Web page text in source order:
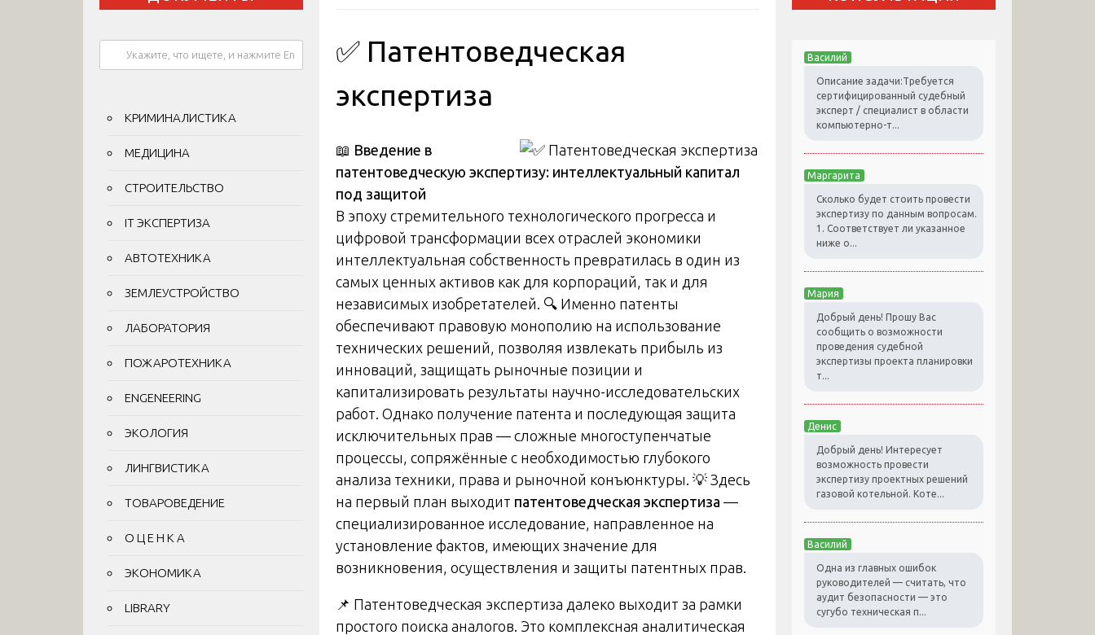
✅ Патентоведческая
экспертиза
📖 Введение в
патентоведческую экспертизу: интеллектуальный капитал
под защитой
В эпоху стремительного технологического прогресса и
цифровой трансформации всех отраслей экономики
интеллектуальная собственность превратилась в один из
самых ценных активов как для корпораций, так и для
независимых изобретателей. 🔍 Именно патенты
обеспечивают правовую монополию на использование
технических решений, позволяя извлекать прибыль из
инноваций, защищать рыночные позиции и
капитализировать результаты научно-исследовательских
работ. Однако получение патента и последующая защита
исключительных прав — сложные многоступенчатые
процессы, сопряжённые с необходимостью глубокого
анализа техники, права и рыночной конъюнктуры. 💡 Здесь
на первый план выходит патентоведческая экспертиза —
специализированное исследование, направленное на
установление фактов, имеющих значение для
возникновения, осуществления и защиты патентных прав.
📌 Патентоведческая экспертиза далеко выходит за рамки
простого поиска аналогов. Это комплексная аналитическая
КРИМИНАЛИСТИКА
МЕДИЦИНА
СТРОИТЕЛЬСТВО
IT ЭКСПЕРТИЗА
АВТОТЕХНИКА
ЗЕМЛЕУСТРОЙСТВО
ЛАБОРАТОРИЯ
ПОЖАРОТЕХНИКА
ENGENEERING
ЭКОЛОГИЯ
ЛИНГВИСТИКА
ТОВАРОВЕДЕНИЕ
О Ц Е Н К А
ЭКОНОМИКА
LIBRARY
Василий
Описание задачи:Требуется
сертифицированный судебный
эксперт / специалист в области
компьютерно-т...
Маргарита
Сколько будет стоить провести
экспертизу по данным вопросам.
1. Соответствует ли указанное
ниже о...
Мария
Добрый день! Прошу Вас
сообщить о возможности
проведения судебной
экспертизы проекта планировки
т...
Денис
Добрый день! Интересует
возможность провести
экспертизу проектных решений
газовой котельной. Коте...
Василий
Одна из главных ошибок
руководителей — считать, что
аудит безопасности — это
сугубо техническая п...